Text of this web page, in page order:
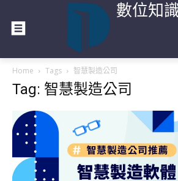
數位知
Home Tags 智慧製造公司
Tag: 智慧製造公司